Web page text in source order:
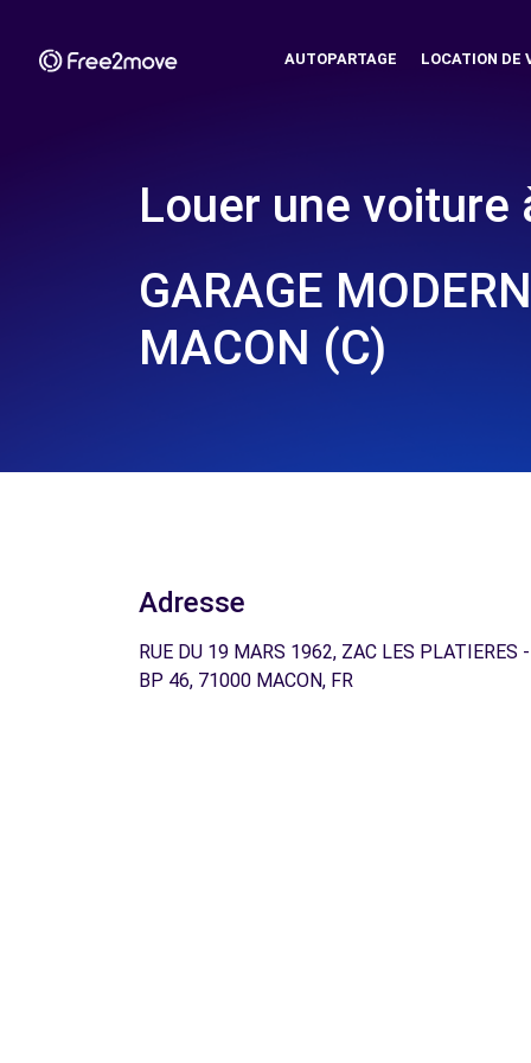
AUTOPARTAGE LOCATION DE
Louer une voiture
GARAGE
MACON (C)
Adresse
RUE DU 19 MARS 1962, ZAC LES PLATIERES -
BP 46, 71000 MACON, FR